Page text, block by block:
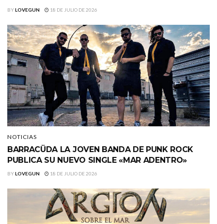
BYLOVEGUN 18 DE JULIO DE 2026
NOTICIAS
BARRACÜDA LA JOVEN BANDA DE PUNK ROCK
PUBLICA SU NUEVO SINGLE «MAR ADENTRO»
BYLOVEGUN 18 DE JULIO DE 2026